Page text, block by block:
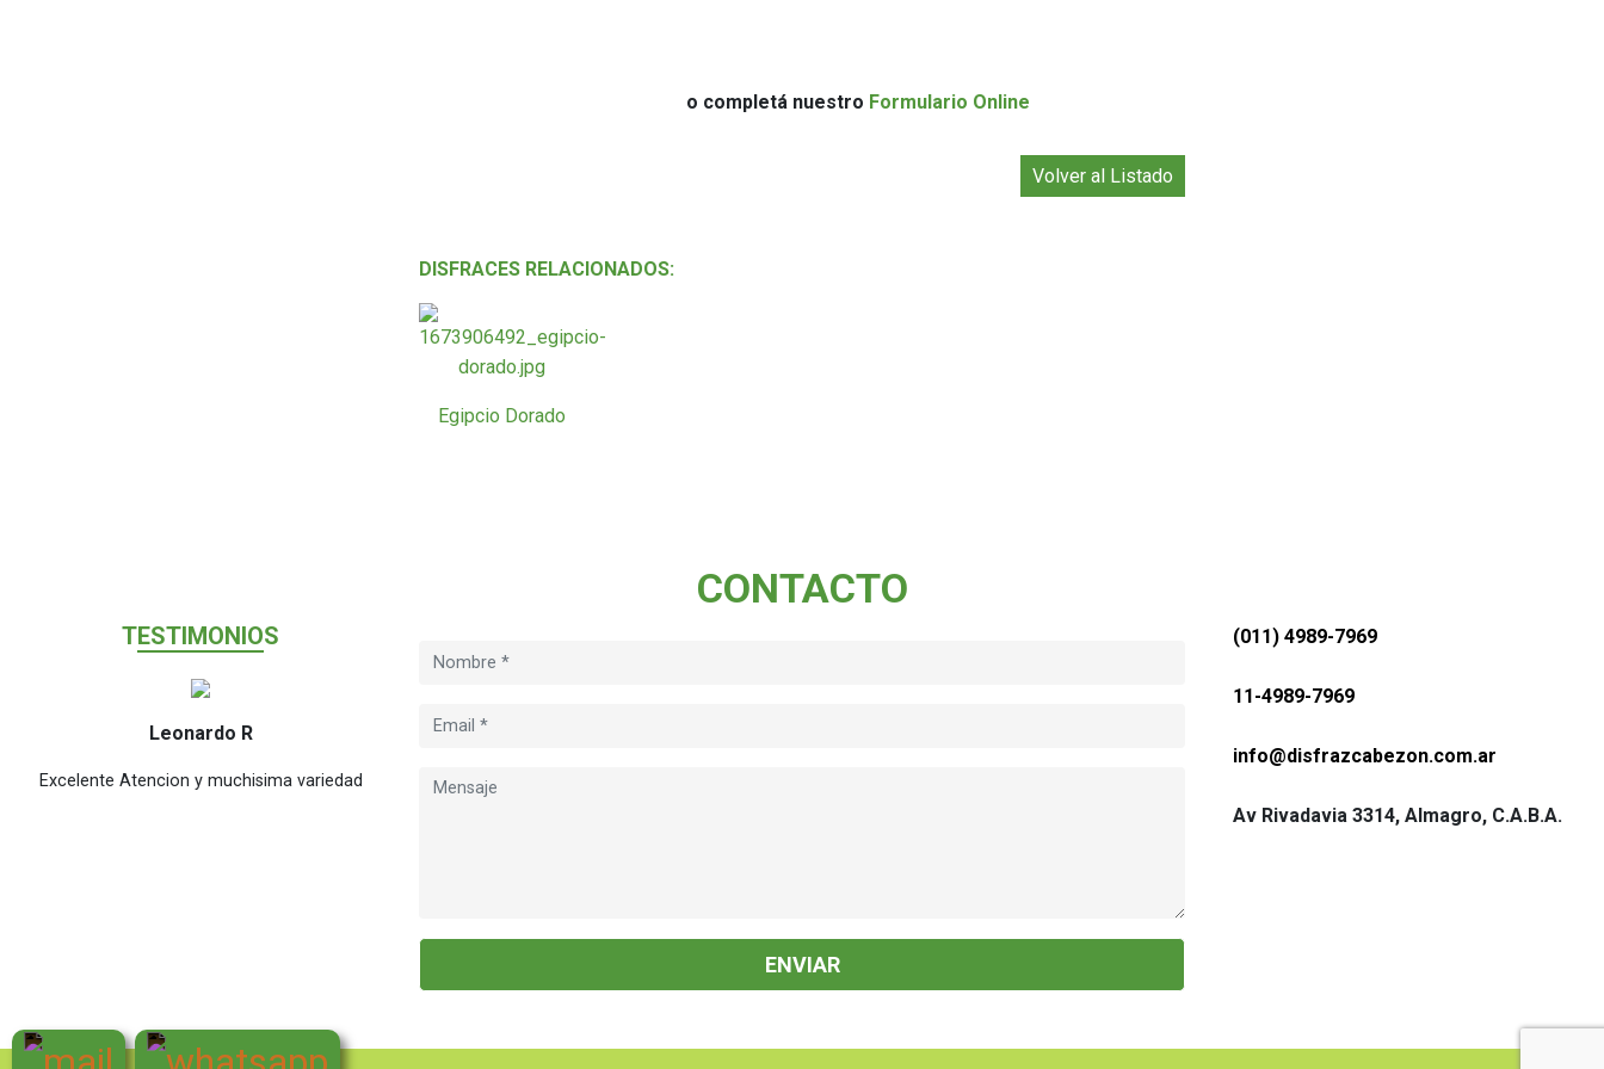
o completá nuestro Formulario Online
Volver al Listado
DISFRACES RELACIONADOS:
Egipcio Dorado
CONTACTO
TESTIMONIOS
Leonardo R
Excelente Atencion y muchisima variedad
Excelente en tiempo y forma, el disfraz tal
cual el
ENVIAR
(011) 4989-7969
11-4989-7969
info@disfrazcabezon.com.ar
Av Rivadavia 3314, Almagro, C.A.B.A.